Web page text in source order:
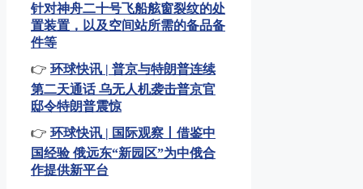
针对神舟二十号飞船舷窗裂纹的处
置装置，以及空间站所需的备品备
件等
👉 环球快讯 | 普京与特朗普连续
第二天通话 乌无人机袭击普京官
邸令特朗普震惊
👉 环球快讯 | 国际观察丨借鉴中
国经验 俄远东“新园区”为中俄合
作提供新平台